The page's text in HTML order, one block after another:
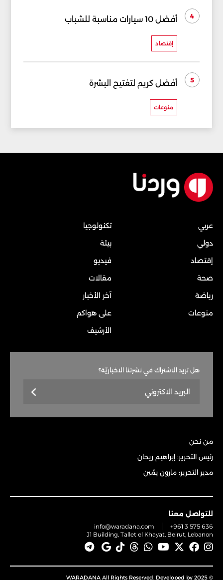
4 أفضل 10 سيارات مناسبة للشباب
إقتصاد
5 أفضل كريم لتفتيح البشرة
منوعات
عربي
دولي
إقتصاد
صحة
رياضة
منوعات
تكنولوجيا
بيئة
فيديو
مقالات
آخر الأخبار
على هواكم
الأرشيف
هل تريد الاشتراك في نشرتنا الاخباريّة؟
من نحن
رئيس التحرير: إبراهيم ريحان
مدير التحرير: مارون يمّين
للتواصل معنا
info@waradana.com
+961 3 575 636
J1 Building, Tallet el Khayat, Beirut, Lebanon
© 2025 WARADANA All Rights Reserved. Developed by